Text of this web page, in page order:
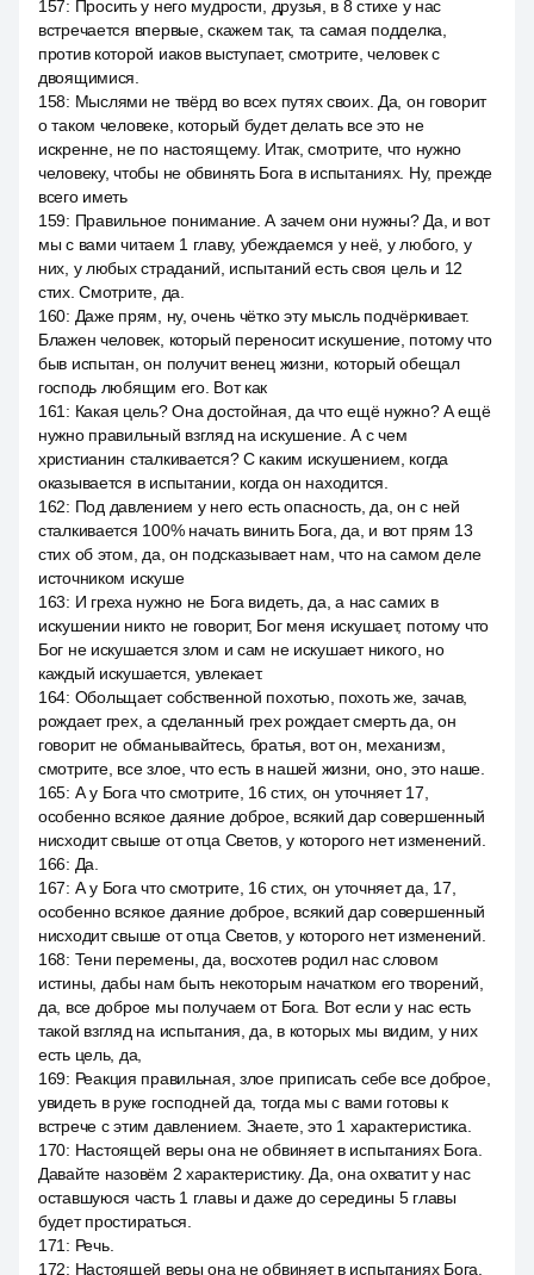
157: Просить у него мудрости, друзья, в 8 стихе у нас
встречается впервые, скажем так, та самая подделка,
против которой иаков выступает, смотрите, человек с
двоящимися.
158: Мыслями не твёрд во всех путях своих. Да, он говорит
о таком человеке, который будет делать все это не
искренне, не по настоящему. Итак, смотрите, что нужно
человеку, чтобы не обвинять Бога в испытаниях. Ну, прежде
всего иметь
159: Правильное понимание. А зачем они нужны? Да, и вот
мы с вами читаем 1 главу, убеждаемся у неё, у любого, у
них, у любых страданий, испытаний есть своя цель и 12
стих. Смотрите, да.
160: Даже прям, ну, очень чётко эту мысль подчёркивает.
Блажен человек, который переносит искушение, потому что
быв испытан, он получит венец жизни, который обещал
господь любящим его. Вот как
161 : Какая цель? Она достойная, да что ещё нужно? А ещё
нужно правильный взгляд на искушение. А с чем
христианин сталкивается? С каким искушением, когда
оказывается в испытании, когда он находится.
162: Под давлением у него есть опасность, да, он с ней
сталкивается 100% начать винить Бога, да, и вот прям 13
стих об этом, да, он подсказывает нам, что на самом деле
источником искуше
163: И греха нужно не Бога видеть, да, а нас самих в
искушении никто не говорит, Бог меня искушает, потому что
Бог не искушается злом и сам не искушает никого, но
каждый искушается, увлекает.
164: Обольщает собственной похотью, похоть же, зачав,
рождает грех, а сделанный грех рождает смерть да, он
говорит не обманывайтесь, братья, вот он, механизм,
смотрите, все злое, что есть в нашей жизни, оно, это наше.
165: А у Бога что смотрите, 16 стих, он уточняет 17,
особенно всякое даяние доброе, всякий дар совершенный
нисходит свыше от отца Светов, у которого нет изменений.
166: Да.
167: А у Бога что смотрите, 16 стих, он уточняет да, 17,
особенно всякое даяние доброе, всякий дар совершенный
нисходит свыше от отца Светов, у которого нет изменений.
168: Тени перемены, да, восхотев родил нас словом
истины, дабы нам быть некоторым начатком его творений,
да, все доброе мы получаем от Бога. Вот если у нас есть
такой взгляд на испытания, да, в которых мы видим, у них
есть цель, да,
169: Реакция правильная, злое приписать себе все доброе,
увидеть в руке господней да, тогда мы с вами готовы к
встрече с этим давлением. Знаете, это 1 характеристика.
170: Настоящей веры она не обвиняет в испытаниях Бога.
Давайте назовём 2 характеристику. Да, она охватит у нас
оставшуюся часть 1 главы и даже до середины 5 главы
будет простираться.
171 : Речь.
172: Настоящей веры она не обвиняет в испытаниях Бога.